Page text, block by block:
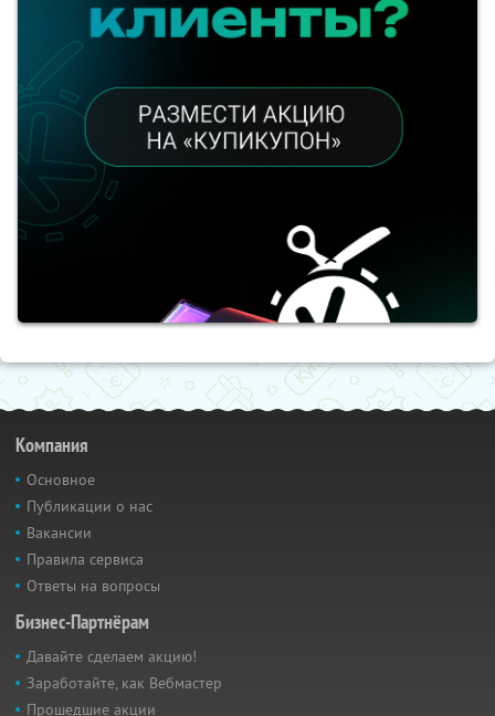
Компания
Основное
Публикации о нас
Вакансии
Правила сервиса
Ответы на вопросы
Бизнес-Партнёрам
Давайте сделаем акцию!
Заработайте, как Вебмастер
Прошедшие акции